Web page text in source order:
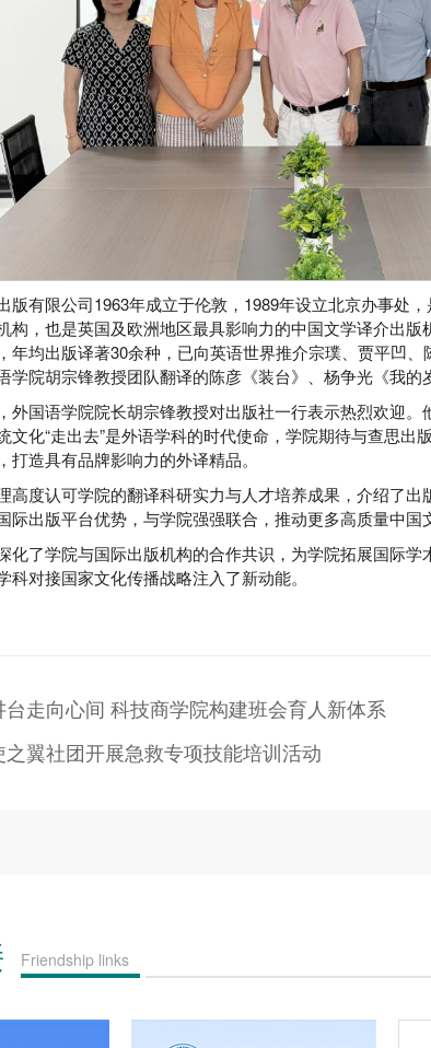
版有限公司1963年成立于伦敦，1989年设立北京办事处
构，也是英国及欧洲地区最具影响力的中国文学译介出
年均出版译著30余种，已向英语世界推介宗璞、贾平凹
学院胡宗锋教授团队翻译的陈彦《装台》、杨争光《我的
外国语学院院长胡宗锋教授对出版社一行表示热烈欢迎
文化“走出去”是外语学科的时代使命，学院期待与查思出
打造具有品牌影响力的外译精品。
高度认可学院的翻译科研实力与人才培养成果，介绍了
际出版平台优势，与学院强强联合，推动更多高质量中国
化了学院与国际出版机构的合作共识，为学院拓展国际
科对接国家文化传播战略注入了新动能。
走向心间 科技商学院构建班会育人新体系
翼社团开展急救专项技能培训活动
Friendship links